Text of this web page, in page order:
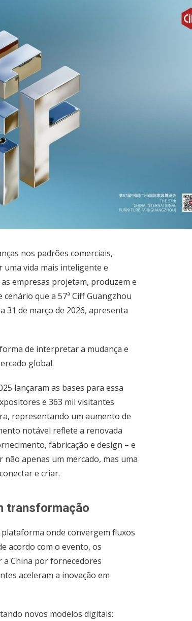
nos padrões comerciais,
uma vida mais inteligente e
empresas projetam, produzem e
que a 57ª Ciff Guangzhou
31 de março de 2026, apresenta
de interpretar a mudança e
global.
lançaram as bases para essa
e 363 mil visitantes
representando um aumento de
notável reflete a renovada
fabricação e design – e
apenas um mercado, mas uma
e criar.
transformação
plataforma onde convergem fluxos
acordo com o evento, os
China por fornecedores
aceleram a inovação em
novos modelos digitais: